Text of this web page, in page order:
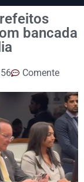
bancada
Comente